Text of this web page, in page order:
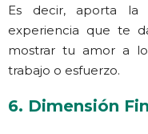
Es decir, aporta la
experiencia que te
mostrar tu amor a
trabajo o esfuerzo.
6. Dimensión